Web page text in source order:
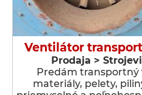
Ventilátor
Prodaja >
Predám transportný
materiály, pelety,